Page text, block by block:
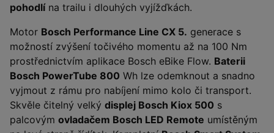
pohodlína trailu i dlouhých vyjížďkách.
Motor Bosch Performance Line CX 5. generace s
možností zvýšení točivého momentu až na 100 Nm
prostřednictvím aplikace Bosch eBike Flow. Baterii
Bosch PowerTube 800 Wh lze odemknout a snadno
vyjmout z rámu pro nabíjení mimo kolo či transport.
Skvěle čitelný velký displej Bosch Kiox 500 s
palcovým ovladačem Bosch LED Remote umístěným